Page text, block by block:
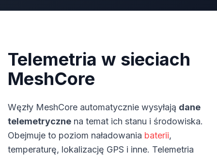
Telemetria w sieciach
MeshCore
Węzły MeshCore automatycznie wysyłają dane
telemetryczne na temat ich stanu i środowiska.
Obejmuje to poziom naładowania baterii,
temperaturę, lokalizację GPS i inne. Telemetria